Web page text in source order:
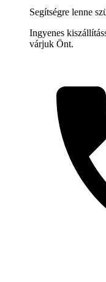
Segítségre lenne
Ingyenes
várjuk Önt.